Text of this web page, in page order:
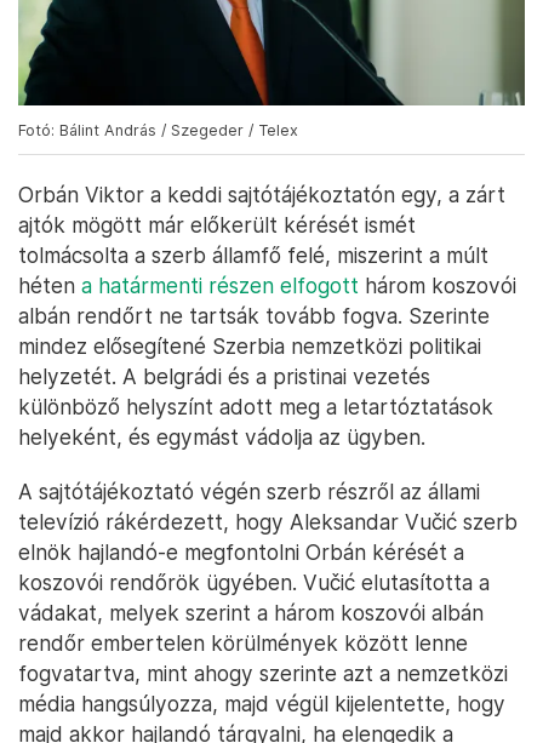
Fotó: Bálint András / Szegeder / Telex
Orbán Viktor a keddi sajtótájékoztatón egy, a zárt
ajtók mögött már előkerült kérését ismét
tolmácsolta a szerb államfő felé, miszerint a múlt
héten a határmenti részen elfogott három koszovói
albán rendőrt ne tartsák tovább fogva. Szerinte
mindez elősegítené Szerbia nemzetközi politikai
helyzetét. A belgrádi és a pristinai vezetés
különböző helyszínt adott meg a letartóztatások
helyeként, és egymást vádolja az ügyben.
A sajtótájékoztató végén szerb részről az állami
televízió rákérdezett, hogy Aleksandar Vučić szerb
elnök hajlandó-e megfontolni Orbán kérését a
koszovói rendőrök ügyében. Vučić elutasította a
vádakat, melyek szerint a három koszovói albán
rendőr embertelen körülmények között lenne
fogvatartva, mint ahogy szerinte azt a nemzetközi
média hangsúlyozza, majd végül kijelentette, hogy
majd akkor hajlandó tárgyalni, ha elengedik a